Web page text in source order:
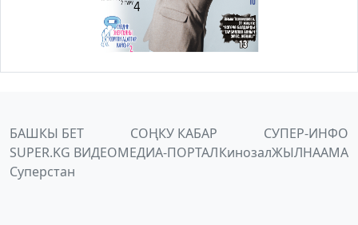
БАШКЫ БЕТ СОҢКУ КАБАР
СУПЕР-ИНФО
SUPER.KG ВИДЕОМЕДИА-ПОРТАЛКинозалЖЫЛНААМА
Суперстан